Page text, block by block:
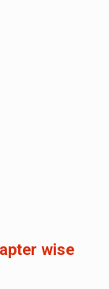
wise